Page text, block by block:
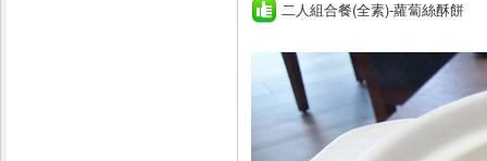
二人組合餐(全素)-蘿蔔絲酥餅